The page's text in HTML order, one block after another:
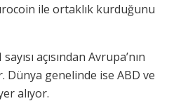
ile ortaklık kurduğunu
açısından Avrupa’nın
Dünya genelinde ise ABD ve
alıyor.